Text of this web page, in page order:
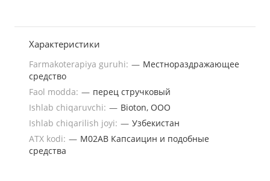
Характеристики
Farmakoterapiya guruhi: — Местнораздражающее
средство
Faol modda: — перец стручковый
Ishlab chiqaruvchi: — Bioton, ООО
Ishlab chiqarilish joyi: — Узбекистан
ATX kodi: — M02AB Капсаицин и подобные
средства